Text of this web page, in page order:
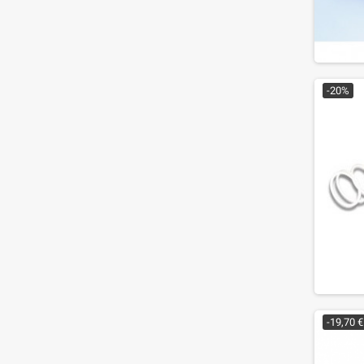
-20%
-19,70 €